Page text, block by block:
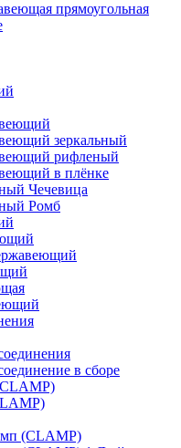
прямоугольная
зеркальный
рифленый
в плёнке
Чечевица
Ромб
в сборе
(CLAMP)